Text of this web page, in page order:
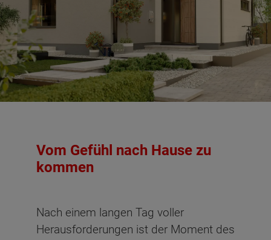
Vom Gefühl nach Hause zu
kommen
Nach einem langen Tag voller
Herausforderungen ist der Moment des